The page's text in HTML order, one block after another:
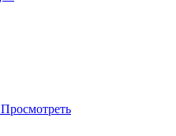
Просмотреть